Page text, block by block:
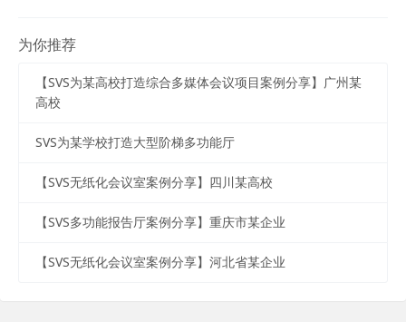
为你推荐
【SVS为某高校打造综合多媒体会议项目案例分享】广州某
高校
SVS为某学校打造大型阶梯多功能厅
【SVS无纸化会议室案例分享】四川某高校
【SVS多功能报告厅案例分享】重庆市某企业
【SVS无纸化会议室案例分享】河北省某企业